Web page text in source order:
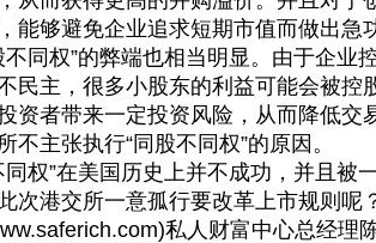
能够避免企业追求短期市值而做出急
同权”的弊端也相当明显。由于企业
民主，很多小股东的利益可能会被控
资者带来一定投资风险，从而降低交
不主张执行“同股不同权”的原因。
权”在美国历史上并不成功，并且被
次港交所一意孤行要改革上市规则呢
私人财富中心总经理